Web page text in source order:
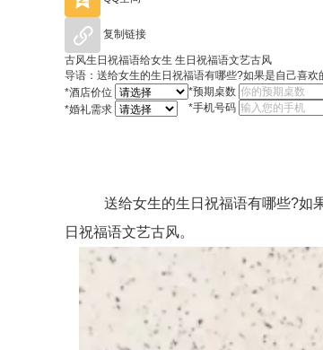
复制链接
古风生日祝福语给女生 生日祝福语文艺古风
导语：送给女生的生日祝福语有哪些?如果是自己喜
*酒店价位
*婚礼需求
*预期桌数
*手机号码
送给女生的生日祝福语有哪些?如果
日祝福语文艺古风。